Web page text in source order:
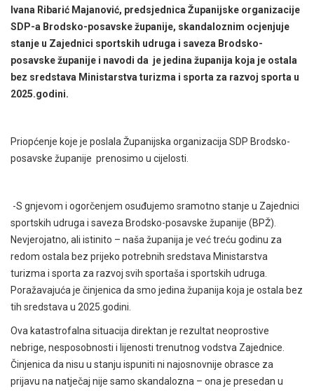
Ivana Ribarić Majanović, predsjednica Županijske organizacije
SDP-a Brodsko-posavske županije, skandaloznim ocjenjuje
stanje u Zajednici sportskih udruga i saveza Brodsko-
posavske županije i navodi da je jedina županija koja je ostala
bez sredstava Ministarstva turizma i sporta za razvoj sporta u
2025.godini.
Priopćenje koje je poslala Županijska organizacija SDP Brodsko-
posavske županije prenosimo u cijelosti.
-S gnjevom i ogorčenjem osuđujemo sramotno stanje u Zajednici
sportskih udruga i saveza Brodsko-posavske županije (BPŽ).
Nevjerojatno, ali istinito – naša županija je već treću godinu za
redom ostala bez prijeko potrebnih sredstava Ministarstva
turizma i sporta za razvoj svih sportaša i sportskih udruga.
Poražavajuća je činjenica da smo jedina županija koja je ostala bez
tih sredstava u 2025.godini.
Ova katastrofalna situacija direktan je rezultat neoprostive
nebrige, nesposobnosti i lijenosti trenutnog vodstva Zajednice.
Činjenica da nisu u stanju ispuniti ni najosnovnije obrasce za
prijavu na natječaj nije samo skandalozna – ona je presedan u